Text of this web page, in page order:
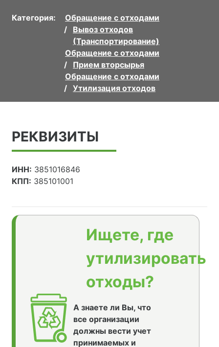
Категория:
Обращение с отходами
Вывоз отходов
(Транспортирование)
Обращение с отходами
Прием вторсырья
Обращение с отходами
Утилизация отходов
РЕКВИЗИТЫ
ИНН: 3851016846
КПП: 385101001
Ищете, где
утилизировать
отходы?
А знаете ли Вы, что
все организации
должны вести учет
принимаемых и